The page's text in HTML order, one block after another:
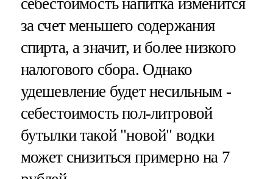
за счет меньшего содержания
спирта, а значит, и более низкого
налогового сбора. Однако
удешевление будет несильным -
себестоимость пол-литровой
бутылки такой "новой" водки
может снизиться примерно на 7